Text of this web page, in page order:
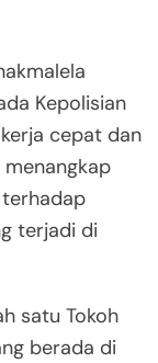
Kepolisian
cepat dan
terjadi di
satu Tokoh
berada di